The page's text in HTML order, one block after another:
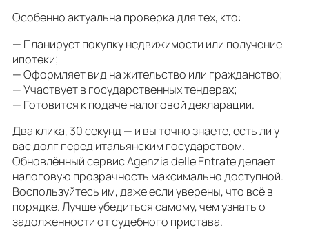
Особенно актуальна проверка для тех, кто:
— Планирует покупку недвижимости или получение
ипотеки;
— Оформляет вид на жительство или гражданство;
— Участвует в государственных тендерах;
— Готовится к подаче налоговой декларации.
Два клика, 30 секунд — и вы точно знаете, есть ли у
вас долг перед итальянским государством.
Обновлённый сервис Agenzia delle Entrate делает
налоговую прозрачность максимально доступной.
Воспользуйтесь им, даже если уверены, что всё в
порядке. Лучше убедиться самому, чем узнать о
задолженности от судебного пристава.